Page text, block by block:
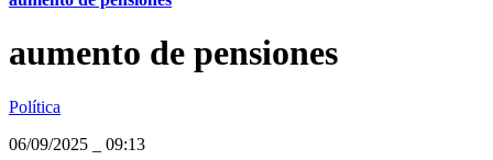
aumento de pensiones
Política
06/09/2025
09:13